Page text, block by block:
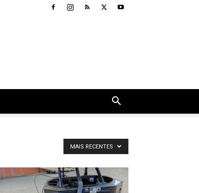
MAIS RECENTES